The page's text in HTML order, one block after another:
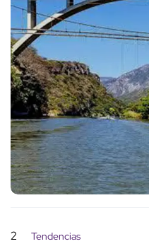
2 Tendencias